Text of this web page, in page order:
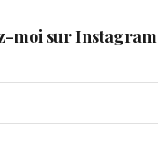
moi sur Instagram